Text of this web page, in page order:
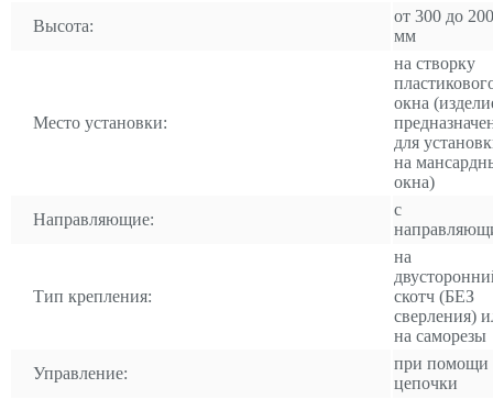
Высота:
от 300 до
мм
Место установки:
на створку
окна
для
на
окна)
Направляющие:
с
Тип крепления:
на
скотч (БЕЗ
сверления)
на саморезы
Управление:
при помощи
цепочки